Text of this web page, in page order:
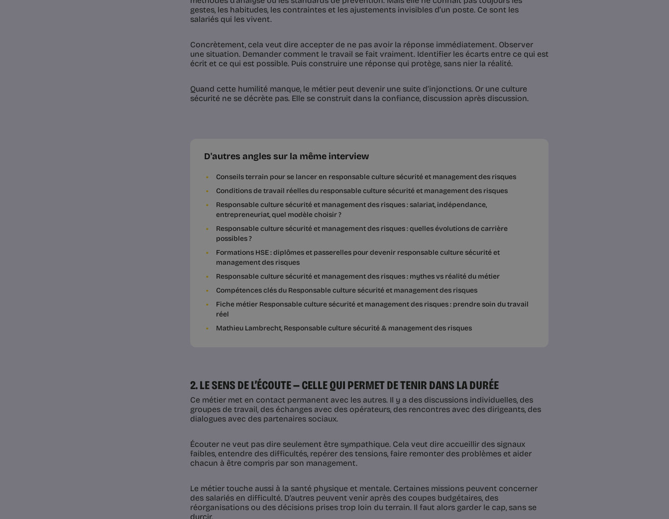
gestes, les habitudes, les contraintes et les ajustements invisibles d’un poste. Ce sont les
salariés qui les vivent.
Concrètement, cela veut dire accepter de ne pas avoir la réponse immédiatement. Observer
une situation. Demander comment le travail se fait vraiment. Identifier les écarts entre ce qui est
écrit et ce qui est possible. Puis construire une réponse qui protège, sans nier la réalité.
Quand cette humilité manque, le métier peut devenir une suite d’injonctions. Or une culture
sécurité ne se décrète pas. Elle se construit dans la confiance, discussion après discussion.
D'autres angles sur la même interview
Conseils terrain pour se lancer en responsable culture sécurité et management des risques
Conditions de travail réelles du responsable culture sécurité et management des risques
Responsable culture sécurité et management des risques : salariat, indépendance,
entrepreneuriat, quel modèle choisir ?
Responsable culture sécurité et management des risques : quelles évolutions de carrière
possibles ?
Formations HSE : diplômes et passerelles pour devenir responsable culture sécurité et
management des risques
Responsable culture sécurité et management des risques : mythes vs réalité du métier
Compétences clés du Responsable culture sécurité et management des risques
Fiche métier Responsable culture sécurité et management des risques : prendre soin du travail
réel
Mathieu Lambrecht, Responsable culture sécurité & management des risques
2. LE SENS DE L’ÉCOUTE — CELLE QUI PERMET DE TENIR DANS LA DURÉE
Ce métier met en contact permanent avec les autres. Il y a des discussions individuelles, des
groupes de travail, des échanges avec des opérateurs, des rencontres avec des dirigeants, des
dialogues avec des partenaires sociaux.
Écouter ne veut pas dire seulement être sympathique. Cela veut dire accueillir des signaux
faibles, entendre des difficultés, repérer des tensions, faire remonter des problèmes et aider
chacun à être compris par son management.
Le métier touche aussi à la santé physique et mentale. Certaines missions peuvent concerner
des salariés en difficulté. D’autres peuvent venir après des coupes budgétaires, des
réorganisations ou des décisions prises trop loin du terrain. Il faut alors garder le cap, sans se
durcir.